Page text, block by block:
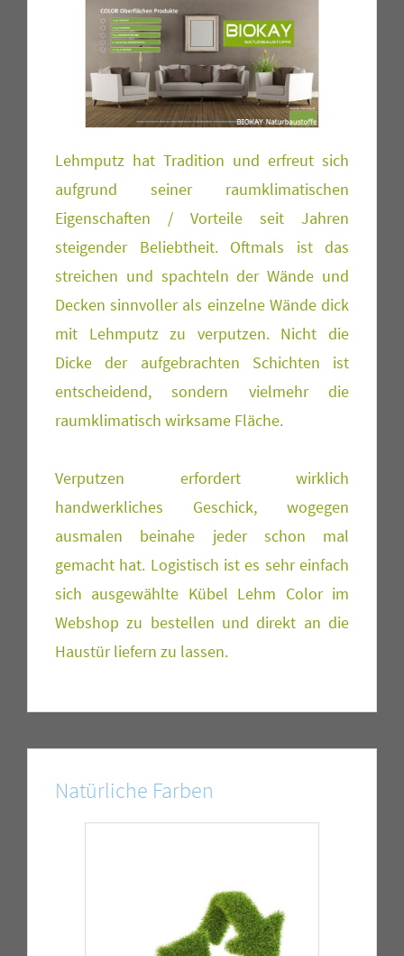
Lehmputz hat Tradition und erfreut sich
aufgrund seiner raumklimatischen
Eigenschaften / Vorteile seit Jahren
steigender Beliebtheit. Oftmals ist das
streichen und spachteln der Wände und
Decken sinnvoller als einzelne Wände dick
mit Lehmputz zu verputzen. Nicht die
Dicke der aufgebrachten Schichten ist
entscheidend, sondern vielmehr die
raumklimatisch wirksame Fläche.
Verputzen erfordert wirklich
handwerkliches Geschick, wogegen
ausmalen beinahe jeder schon mal
gemacht hat. Logistisch ist es sehr einfach
sich ausgewählte Kübel Lehm Color im
Webshop zu bestellen und direkt an die
Haustür liefern zu lassen.
Natürliche Farben